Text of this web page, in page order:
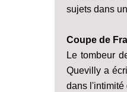
sujets dans
Coupe de
Le tombeur
Quevilly a
dans l'intimité